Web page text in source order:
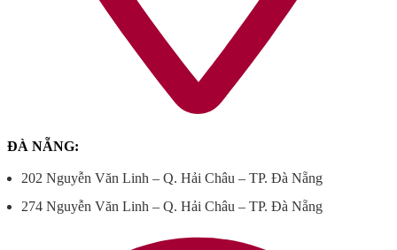
ĐÀ NẴNG:
202 Nguyễn Văn Linh – Q. Hải Châu – TP. Đà Nẵng
274 Nguyễn Văn Linh – Q. Hải Châu – TP. Đà Nẵng